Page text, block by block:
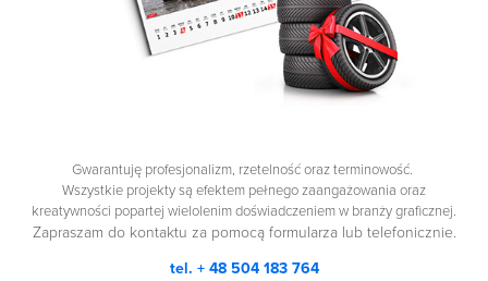
Gwarantuję profesjonalizm, rzetelność oraz terminowość.
Wszystkie projekty są efektem pełnego zaangażowania oraz
kreatywności popartej wielolenim doświadczeniem w branży graficznej.
Zapraszam do kontaktu za pomocą formularza lub telefonicznie.
tel. + 48 504 183 764